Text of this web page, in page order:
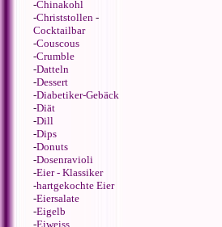
-Chinakohl
-Christstollen -
Cocktailbar
-Couscous
-Crumble
-Datteln
-Dessert
-Diabetiker-Gebäck
-Diät
-Dill
-Dips
-Donuts
-Dosenravioli
-Eier - Klassiker
-hartgekochte Eier
-Eiersalate
-Eigelb
-Eiweiss